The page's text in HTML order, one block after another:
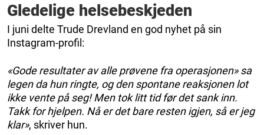
Gledelige helsebeskjeden
I juni delte Trude Drevland en god nyhet på sin
Instagram-profil:
«Gode resultater av alle prøvene fra operasjonen» sa
legen da hun ringte, og den spontane reaksjonen lot
ikke vente på seg! Men tok litt tid før det sank inn.
Takk for hjelpen. Nå er det bare resten igjen, så er jeg
klar», skriver hun.